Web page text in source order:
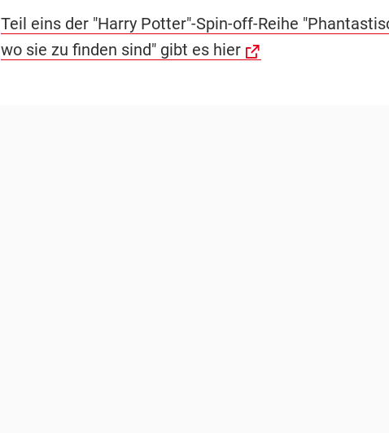
Teil eins der "Harry Potter"-Spin-off-Reihe
wo sie zu finden sind" gibt es hier